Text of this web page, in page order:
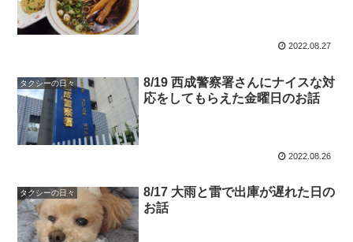
2022.08.27
タクシーの日々
8/19 西成警察署さんにナイスな対
応をしてもらえた金曜日のお話
2022.08.26
タクシーの日々
8/17 大雨と雷で出庫が遅れた日の
お話